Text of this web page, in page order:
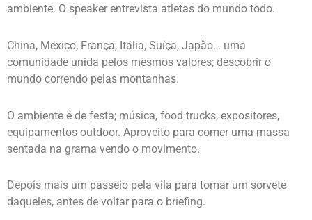
ambiente. O speaker entrevista atletas do mundo todo.
China, México, França, Itália, Suíça, Japão… uma
comunidade unida pelos mesmos valores; descobrir o
mundo correndo pelas montanhas.
O ambiente é de festa; música, food trucks, expositores,
equipamentos outdoor. Aproveito para comer uma massa
sentada na grama vendo o movimento.
Depois mais um passeio pela vila para tomar um sorvete
daqueles, antes de voltar para o briefing.